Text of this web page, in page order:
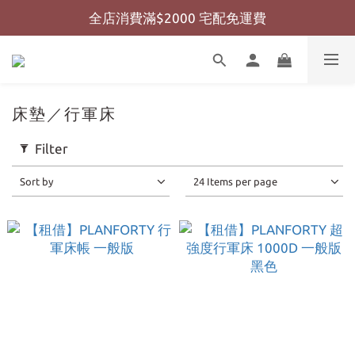
全店消費滿$999 超商免運費
全店消費滿$2000 宅配免運費
全店消費滿$999 超商免運費
床墊／行軍床
Filter
Sort by 24 Items per page